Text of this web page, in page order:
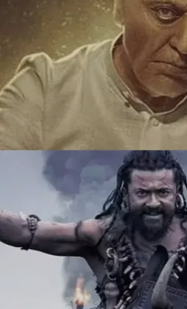
Image credits: instagram